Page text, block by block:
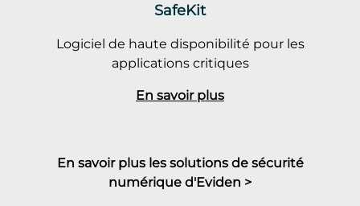
SafeKit
Logiciel de haute disponibilité pour les
applications critiques
En savoir plus
En savoir plus les solutions de sécurité
numérique d'Eviden >